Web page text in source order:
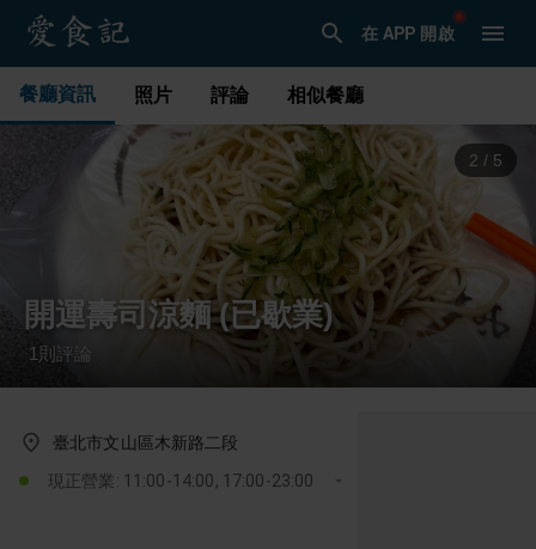
在 APP 開啟
餐廳資訊 照片 評論 相似餐廳
2 / 5
開運壽司涼麵 (已歇業)
1 則評論
臺北市文山區木新路二段
現正營業: 11:00-14:00, 17:00-23:00